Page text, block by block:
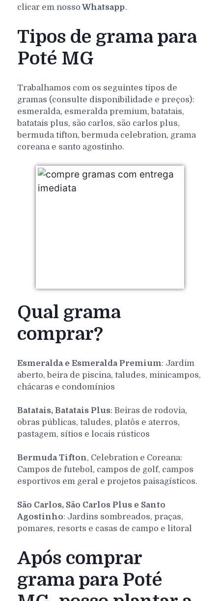
clicar em nosso Whatsapp.
Tipos de grama para
Poté MG
Trabalhamos com os seguintes tipos de
gramas (consulte disponibilidade e preços):
esmeralda, esmeralda premium, batatais,
batatais plus, são carlos, são carlos plus,
bermuda tifton, bermuda celebration, grama
coreana e santo agostinho.
Qual grama
comprar?
Esmeralda e Esmeralda Premium: Jardim
aberto, beira de piscina, taludes, minicampos,
chácaras e condomínios
Batatais, Batatais Plus: Beiras de rodovia,
obras públicas, taludes, platôs e aterros,
pastagem, sítios e locais rústicos
Bermuda Tifton, Celebration e Coreana:
Campos de futebol, campos de golf, campos
esportivos em geral e projetos paisagísticos.
São Carlos, São Carlos Plus e Santo
Agostinho: Jardins sombreados, praças,
pomares, resorts e casas de campo e litoral
Após comprar
grama para Poté